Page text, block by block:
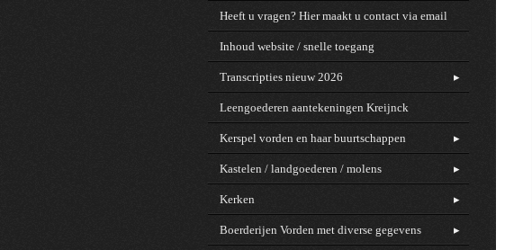
Heeft u vragen? Hier maakt u contact via email
Inhoud website / snelle toegang
Transcripties nieuw 2026
Leengoederen aantekeningen Kreijnck
Kerspel vorden en haar buurtschappen
Kastelen / landgoederen / molens
Kerken
Boerderijen Vorden met diverse gegevens